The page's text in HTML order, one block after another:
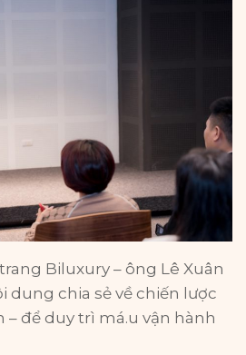
Biluxury – ông Lê Xuân
dung chia sẻ về chiến lược
để duy trì má.u vận hành